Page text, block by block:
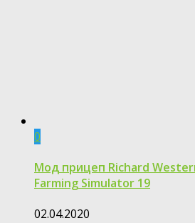
0
Мод прицеп Richard
Farming Simulator 19
02.04.2020